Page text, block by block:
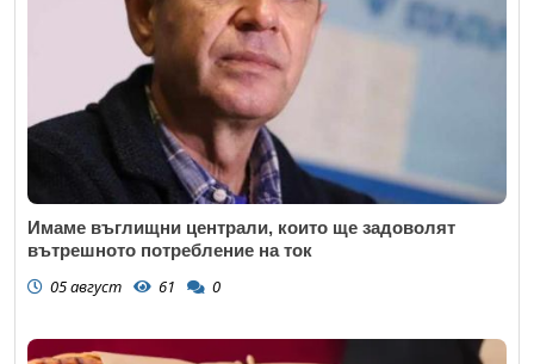
Имаме въглищни централи, които ще задоволят
вътрешното потребление на ток
05 август 61 0